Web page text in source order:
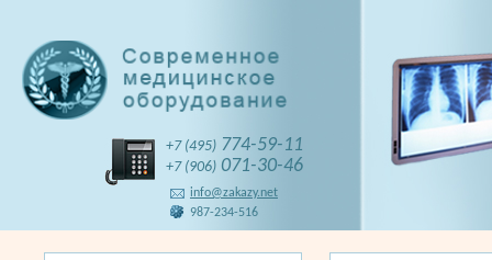
+7 (495) 774-59-11
+7 (906) 071-30-46
info@zakazy.net
987-234-516